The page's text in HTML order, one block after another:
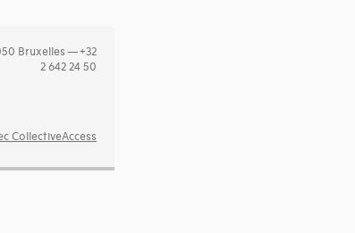
Bruxelles — +32
2 642 24 50
CollectiveAccess